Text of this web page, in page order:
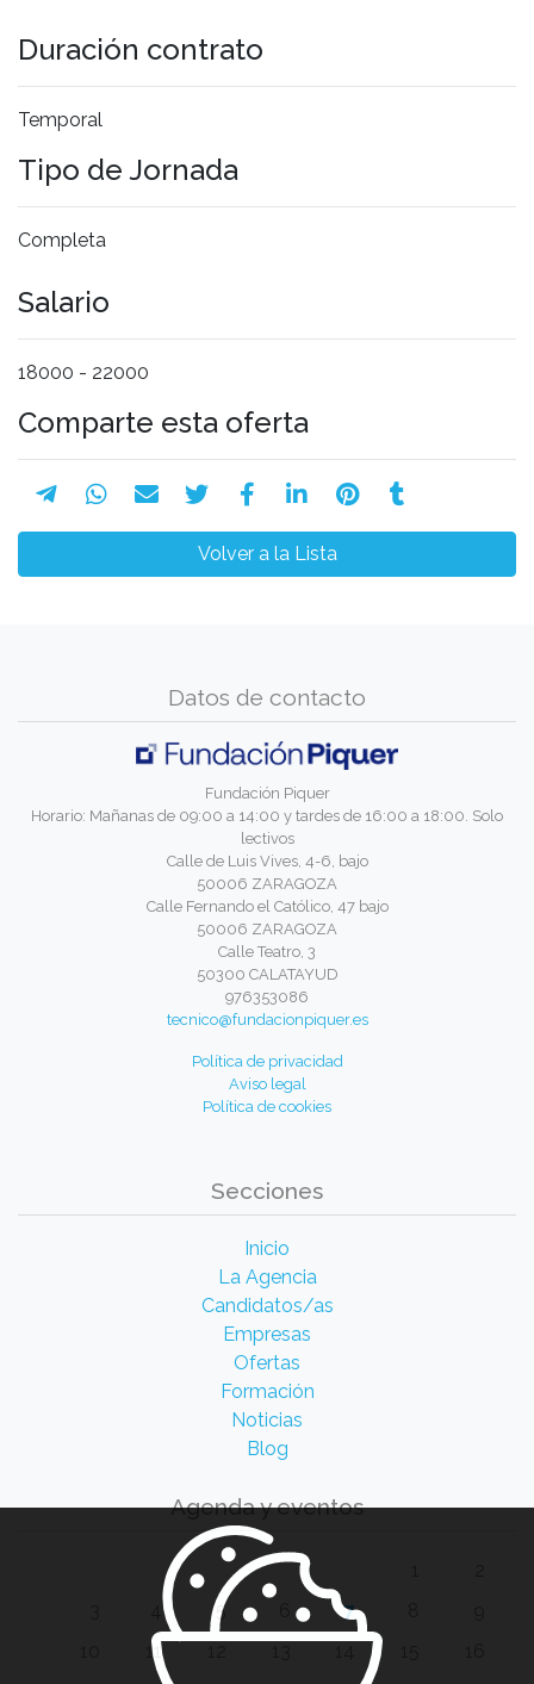
Duración contrato
Temporal
Tipo de Jornada
Completa
Salario
18000 - 22000
Comparte esta oferta
Volver a la Lista
Datos de contacto
Fundación Piquer
Horario: Mañanas de 09:00 a 14:00 y tardes de 16:00 a 18:00. Solo
lectivos
Calle de Luis Vives, 4-6, bajo
50006 ZARAGOZA
Calle Fernando el Católico, 47 bajo
50006 ZARAGOZA
Calle Teatro, 3
50300 CALATAYUD
976353086
tecnico@fundacionpiquer.es
Política de privacidad
Aviso legal
Política de cookies
Secciones
Inicio
La Agencia
Candidatos/as
Empresas
Ofertas
Formación
Noticias
Blog
Agenda y eventos
5 7
11